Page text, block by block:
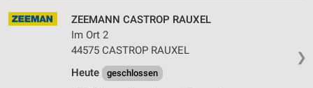
❯
ZEEMANN CASTROP RAUXEL
Im Ort 2
44575 CASTROP RAUXEL
Heute
geschlossen